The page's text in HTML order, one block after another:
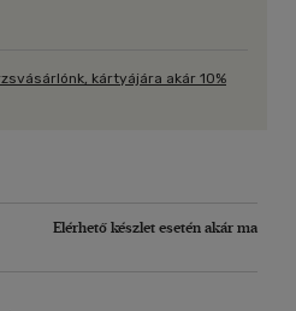
kártyájára akár 10%
Elérhető készlet esetén akár ma